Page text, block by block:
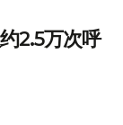
2.5万次呼